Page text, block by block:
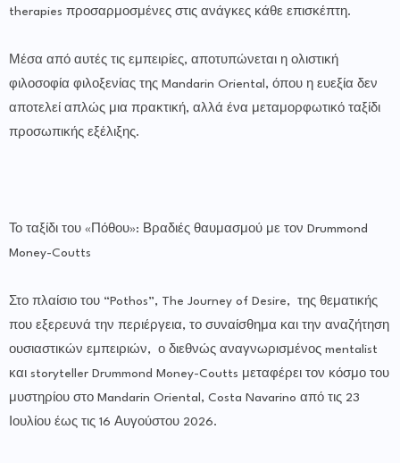
therapies προσαρμοσμένες στις ανάγκες κάθε επισκέπτη.
Μέσα από αυτές τις εμπειρίες, αποτυπώνεται η ολιστική
φιλοσοφία φιλοξενίας της Mandarin Oriental, όπου η ευεξία δεν
αποτελεί απλώς μια πρακτική, αλλά ένα μεταμορφωτικό ταξίδι
προσωπικής εξέλιξης.
Το ταξίδι του «Πόθου»: Βραδιές θαυμασμού με τον Drummond
Money-Coutts
Στο πλαίσιο του “Pothos”, The Journey of Desire, της θεματικής
που εξερευνά την περιέργεια, το συναίσθημα και την αναζήτηση
ουσιαστικών εμπειριών, ο διεθνώς αναγνωρισμένος mentalist
και storyteller Drummond Money-Coutts μεταφέρει τον κόσμο του
μυστηρίου στο Mandarin Oriental, Costa Navarino από τις 23
Ιουλίου έως τις 16 Αυγούστου 2026.